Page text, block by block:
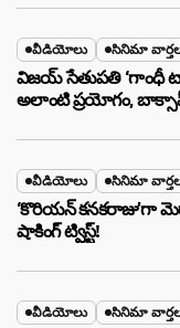
వీడియోలు సినిమా
విజయ్ సేతుపతి ‘గాంధీ
అలాంటి ప్రయోగం,
వీడియోలు సినిమా
‘కొరియన్ కనకరాజు’గా
షాకింగ్ ట్విస్ట్!
వీడియోలు సినిమా